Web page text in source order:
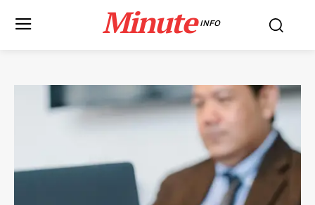
Minute INFO